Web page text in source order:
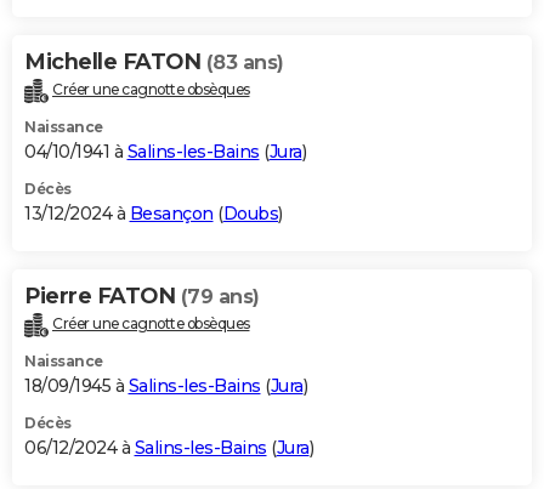
Bricolage
Lifestyle
Culture
Sport
Auto
Television
Voyage
Cinema
Michelle FATON (83 ans)
Créer une cagnotte obsèques
Naissance
04/10/1941 à Salins-les-Bains (Jura)
Décès
13/12/2024 à Besançon (Doubs)
Pierre FATON (79 ans)
Créer une cagnotte obsèques
Naissance
18/09/1945 à Salins-les-Bains (Jura)
Décès
06/12/2024 à Salins-les-Bains (Jura)